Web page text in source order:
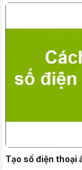
Tạo số điện thoại